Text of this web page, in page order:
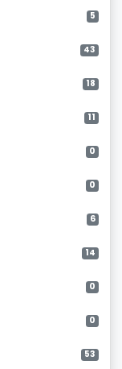
5
43
18
11
0
0
6
14
0
0
53